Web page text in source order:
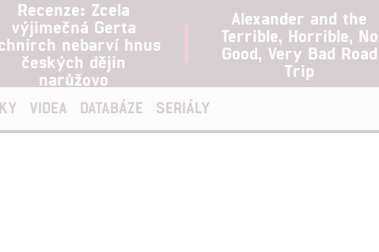
Recenze: Zcela
výjimečná Gerta
nebarví hnus
českých dějin
narůžovo
Alexander and the
Terrible, Horrible, No
Good, Very Bad Road
Trip
VIDEA DATABÁZE SERIÁLY